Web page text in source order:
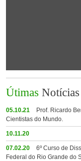
Útimas Notícias
05.10.21
Prof. Ricardo
Cientistas do Mundo.
10.11.20
07.02.20
6º Curso de
Federal do Rio Grande do